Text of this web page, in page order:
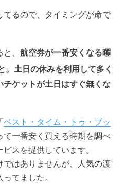
てるので、タイミングが命で
、 航空券が一番安くなる曜
。土日の休みを利用して多く
ケットが土日はすぐ無くな
ベスト・タイム・トゥ・ブッ
て一番安く買える時期を調べ
スを提供しています。
はありませんが、人気の渡
てました。